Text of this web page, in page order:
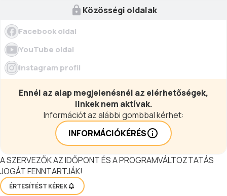
Közösségi oldalak
Facebook oldal
YouTube oldal
Instagram profil
Ennél az alap megjelenésnél az elérhetőségek,
linkek nem aktívak.
Információt az alábbi gombbal kérhet:
INFORMÁCIÓKÉRÉS
A SZERVEZŐK AZ IDŐPONT ÉS A PROGRAMVÁLTOZTATÁS
JOGÁT FENNTARTJÁK!
ÉRTESÍTÉST KÉREK